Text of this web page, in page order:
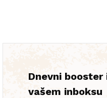
Dnevni booster
vašem inboksu